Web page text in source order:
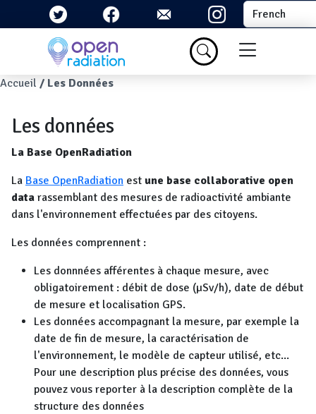
Aller au contenu principal Select your
Menu du
Fil d'Ariane
Accueil Les Données
Les données
La Base OpenRadiation
La Base OpenRadiation est une base collaborative open
data rassemblant des mesures de radioactivité ambiante
dans l'environnement effectuées par des citoyens.
Les données comprennent :
Les donnnées afférentes à chaque mesure, avec
obligatoirement : débit de dose (µSv/h), date de début
de mesure et localisation GPS.
Les données accompagnant la mesure, par exemple la
date de fin de mesure, la caractérisation de
l'environnement, le modèle de capteur utilisé, etc...
Pour une description plus précise des données, vous
pouvez vous reporter à la description complète de la
structure des données